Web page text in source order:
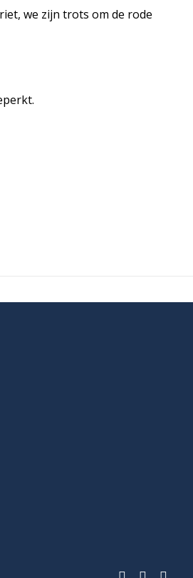
we zijn trots om de rode